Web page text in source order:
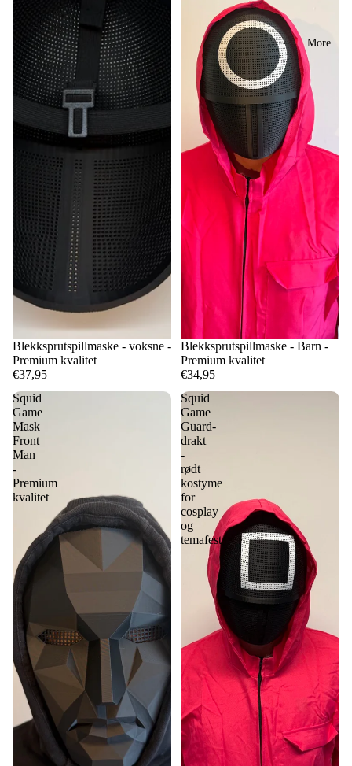
More
Blekksprutspillmaske - voksne -
Premium kvalitet
€37,95
Blekksprutspillmaske - Barn -
Premium kvalitet
€34,95
Squid
Game
Mask
Front
Man
-
Premium
kvalitet
Squid
Game
Guard-
drakt
-
rødt
kostyme
for
cosplay
og
temafest